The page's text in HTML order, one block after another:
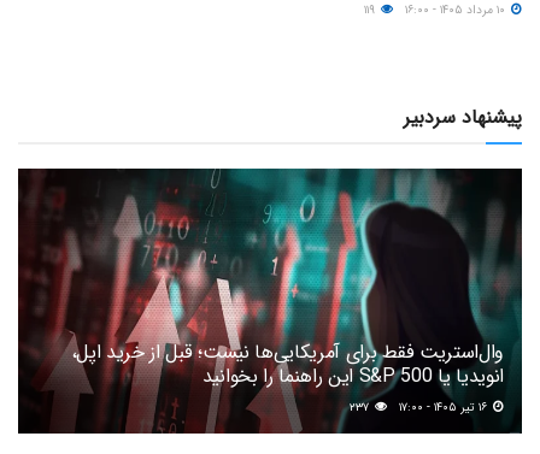
پیشنهاد سردبیر
وال‌استریت فقط برای آمریکایی‌ها نیست؛ قبل از خرید اپل،
انویدیا یا S&P 500 این راهنما را بخوانید
۲۳۷